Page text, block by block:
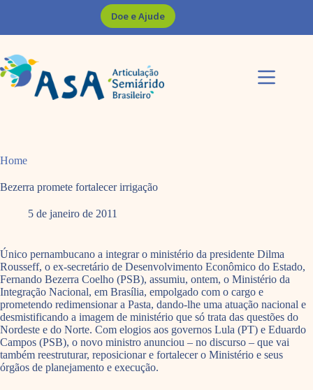
Doe e Ajude
Home
Bezerra promete fortalecer irrigação
5 de janeiro de 2011
Único pernambucano a integrar o ministério da presidente Dilma
Rousseff, o ex-secretário de Desenvolvimento Econômico do Estado,
Fernando Bezerra Coelho (PSB), assumiu, ontem, o Ministério da
Integração Nacional, em Brasília, empolgado com o cargo e
prometendo redimensionar a Pasta, dando-lhe uma atuação nacional e
desmistificando a imagem de ministério que só trata das questões do
Nordeste e do Norte. Com elogios aos governos Lula (PT) e Eduardo
Campos (PSB), o novo ministro anunciou – no discurso – que vai
também reestruturar, reposicionar e fortalecer o Ministério e seus
órgãos de planejamento e execução.